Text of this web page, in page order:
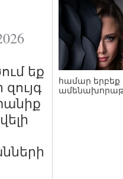
եք
համար երբեք